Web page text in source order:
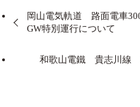
岡山電気軌道 路面電車
GW特別運行について
和歌山電鐵 貴志川線